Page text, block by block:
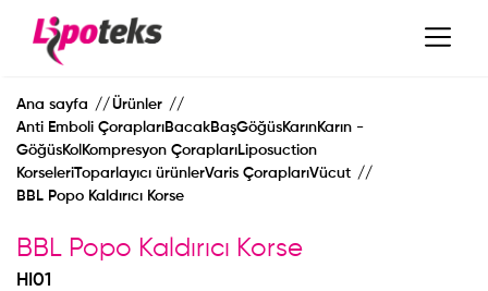
Ana sayfa
Ürünler
Anti Emboli ÇoraplarıBacakBaşGöğüsKarınKarın -
GöğüsKolKompresyon ÇoraplarıLiposuction
KorseleriToparlayıcı ürünlerVaris ÇoraplarıVücut
BBL Popo Kaldırıcı Korse
BBL Popo Kaldırıcı Korse
HI01